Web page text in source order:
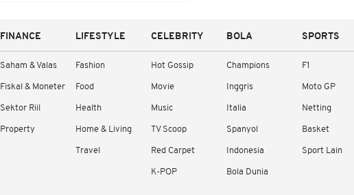
FINANCE
Saham & Valas
Fiskal & Moneter
Sektor Riil
Property
LIFESTYLE
Fashion
Food
Health
Home & Living
Travel
CELEBRITY
Hot Gossip
Movie
Music
TV Scoop
Red Carpet
K-POP
BOLA
Champions
Inggris
Italia
Spanyol
Indonesia
Bola Dunia
SPORTS
F1
Moto GP
Netting
Basket
Sport Lain